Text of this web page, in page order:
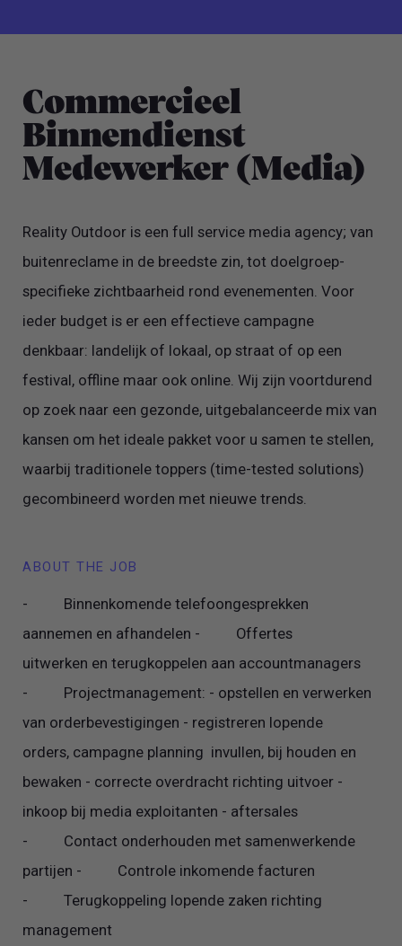
Commercieel
Binnendienst
Medewerker (Media)
Reality Outdoor is een full service media agency; van
buitenreclame in de breedste zin, tot doelgroep-
specifieke zichtbaarheid rond evenementen. Voor
ieder budget is er een effectieve campagne
denkbaar: landelijk of lokaal, op straat of op een
festival, offline maar ook online. Wij zijn voortdurend
op zoek naar een gezonde, uitgebalanceerde mix van
kansen om het ideale pakket voor u samen te stellen,
waarbij traditionele toppers (time-tested solutions)
gecombineerd worden met nieuwe trends.
ABOUT THE JOB
- Binnenkomende telefoongesprekken
aannemen en afhandelen - Offertes
uitwerken en terugkoppelen aan accountmanagers
- Projectmanagement: - opstellen en verwerken
van orderbevestigingen - registreren lopende
orders, campagne planning invullen, bij houden en
bewaken - correcte overdracht richting uitvoer -
inkoop bij media exploitanten - aftersales
- Contact onderhouden met samenwerkende
partijen - Controle inkomende facturen
- Terugkoppeling lopende zaken richting
management